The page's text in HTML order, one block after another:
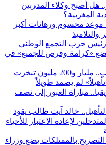
أصبح وكلاء المدربين
المغربية؟
المدرسي 2026-2027.. موعد محسوم ورهانات أكبر
حزب التجمع الوطني
«كرامة وفرص للجميع» في
غابة عين الشقف بمولاي يعقوب.. مليار و200 مليون تبخرت
لم يصمد طويلاً
مباراة العبور إلى نصف
خالد آيت طالب يقود
لإعادة الاعتبار للأحياء
بالممتلكات يضع وزراء